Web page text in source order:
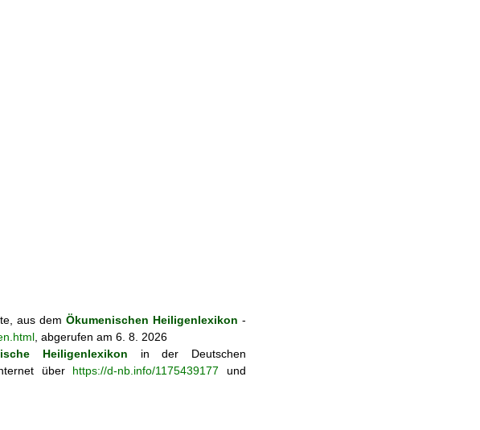
aus dem Ökumenischen Heiligenlexikon -
, abgerufen am 6. 8. 2026
Heiligenlexikon in der Deutschen
über https://d-nb.info/1175439177 und